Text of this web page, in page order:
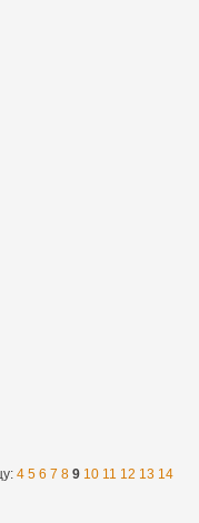
4 5 6 7 8 9 10 11 12 13 14